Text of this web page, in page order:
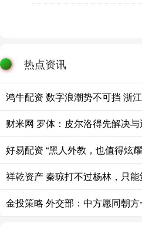
热点资讯
鸿牛配资 数字浪潮势不可挡 浙